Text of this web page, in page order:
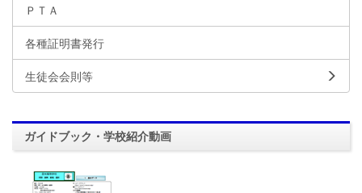
ＰＴＡ
各種証明書発行
生徒会会則等
ガイドブック・学校紹介動画